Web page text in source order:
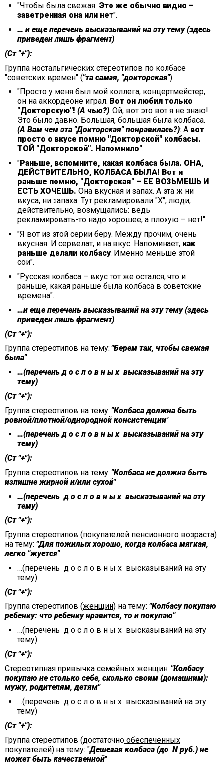
"Чтобы была свежая. Это же обычно видно –
заветренная она или нет".
… и еще перечень высказываний на эту тему (здесь
приведен лишь фрагмент)
(Ст "+"):
Группа ностальгических стереотипов по колбасе
"советских времен" ("та самая, "докторская")
"Просто у меня был мой коллега, концертмейстер,
он на аккордеоне играл. Вот он любил только
"Докторскую"! (А чью?): Ой, вот это вот я не знаю!
Это было давно. Большая, большая была колбаса.
(А Вам чем эта "Докторская" понравилась?): А вот
просто о вкусе помню "Докторской" колбасы.
ТОЙ "Докторской". Напомнило".
"Раньше, вспомните, какая колбаса была. ОНА,
ДЕЙСТВИТЕЛЬНО, КОЛБАСА БЫЛА! Вот я
раньше помню, "Докторская" – ЕЕ ВОЗЬМЕШЬ И
ЕСТЬ ХОЧЕШЬ. Она вкусная и запах. А эта ж ни
вкуса, ни запаха. Тут рекламировали "Х", люди,
действительно, возмущались: ведь
рекламировать-то надо хорошее, а плохую – нет!"
"Я вот из этой серии беру. Между прочим, очень
вкусная. И сервелат, и на вкус. Напоминает, как
раньше делали колбасу. Именно меньше этой
сои".
"Русская колбаса – вкус тот же остался, что и
раньше, какая раньше была колбаса в советские
времена".
…и еще перечень высказываний на эту тему (здесь
приведен лишь фрагмент)
(Ст "+"):
Группа стереотипов на тему: "Берем так, чтобы свежая
была"
…(перечень д о с л о в н ы х высказываний на эту
тему)
(Ст "+"):
Группа стереотипов на тему: "Колбаса должна быть
ровной/плотной/однородной консистенции"
…(перечень д о с л о в н ы х высказываний на эту
тему)
(Ст "+"):
Группа стереотипов на тему: "Колбаса не должна быть
излишне жирной и/или сухой"
…(перечень д о с л о в н ы х высказываний на эту
тему)
(Ст "+"):
Группа стереотипов (покупателей пенсионного возраста)
на тему: "Для пожилых хорошо, когда колбаса мягкая,
легко "жуется"
…(перечень д о с л о в н ы х высказываний на эту
тему)
(Ст "+"):
Группа стереотипов (женщин) на тему: "Колбасу покупаю
ребенку: что ребенку нравится, то и покупаю"
…(перечень д о с л о в н ы х высказываний на эту
тему)
(Ст "+"):
Стереотипная привычка семейных женщин: "Колбасу
покупаю не столько себе, сколько своим (домашним):
мужу, родителям, детям"
…(перечень д о с л о в н ы х высказываний на эту
тему)
(Ст "+"):
Группа стереотипов (достаточно обеспеченных
покупателей) на тему: "Дешевая колбаса (до N руб.) не
может быть качественной"